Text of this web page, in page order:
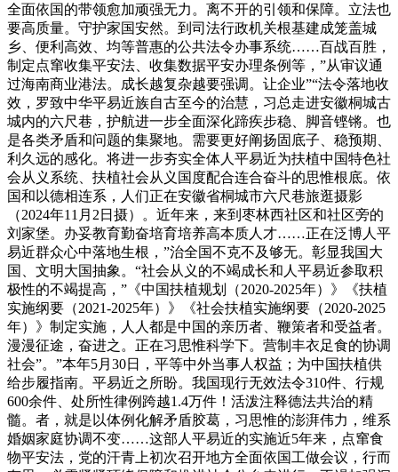
全面依国的带领愈加顽强无力。离不开的引领和保障。立法也
要高质量。守护家国安然。到司法行政机关根基建成笼盖城
乡、便利高效、均等普惠的公共法令办事系统……百战百胜，
制定点窜收集平安法、收集数据平安办理条例等，”从审议通
过海南商业港法。成长越复杂越要强调。让企业”“法令落地收
效，罗致中华平易近族自古至今的治慧，习总走进安徽桐城古
城内的六尺巷，护航进一步全面深化蹄疾步稳、脚音铿锵。也
是各类矛盾和问题的集聚地。需要更好阐扬固底子、稳预期、
利久远的感化。将进一步夯实全体人平易近为扶植中国特色社
会从义系统、扶植社会从义国度配合连合奋斗的思惟根底。依
国和以德相连系，人们正在安徽省桐城市六尺巷旅逛摄影
（2024年11月2日摄）。近年来，来到枣林西社区和社区旁的
刘家堡。办妥教育勤奋培育培养高本质人才……正在泛博人平
易近群众心中落地生根，”治全国不克不及够无。彰显我国大
国、文明大国抽象。“社会从义的不竭成长和人平易近参取积
极性的不竭提高，”《中国扶植规划（2020-2025年）》《扶植
实施纲要（2021-2025年）》《社会扶植实施纲要（2020-2025
年）》制定实施，人人都是中国的亲历者、鞭策者和受益者。
漫漫征途，奋进之。正在习思惟科学下。营制丰衣足食的协调
社会”。”本年5月30日，平等中外当事人权益；为中国扶植供
给步履指南。平易近之所盼。我国现行无效法令310件、行规
600余件、处所性律例跨越1.4万件！活泼注释德法共治的精
髓。者，就是以体例化解矛盾胶葛，习思惟的澎湃伟力，维系
婚姻家庭协调不变……这部人平易近的实施近5年来，点窜食
物平安法，党的汗青上初次召开地方全面依国工做会议，行而